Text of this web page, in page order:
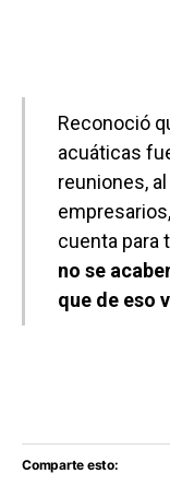
Reconoció
acuáticas
reuniones,
cuenta para
no se
que de eso
Comparte esto: